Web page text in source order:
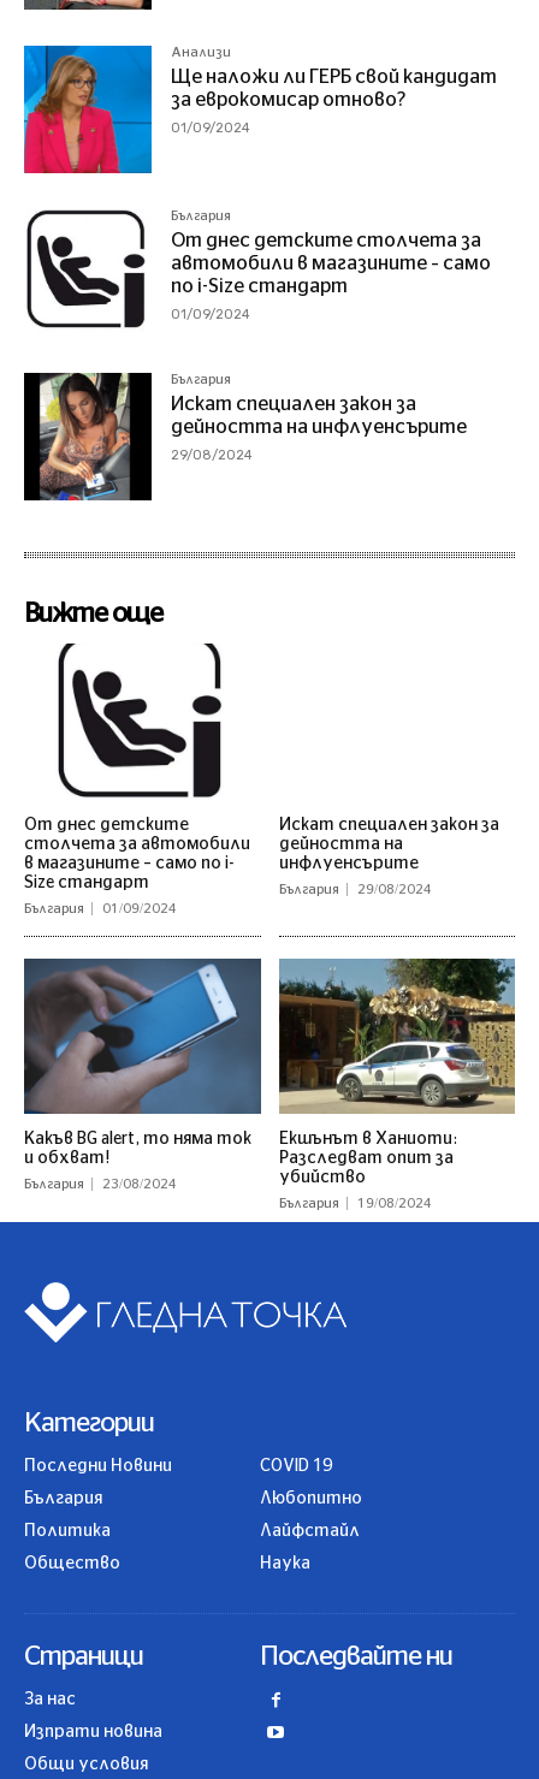
Анализи
Ще наложи ли ГЕРБ свой кандидат
за еврокомисар отново?
01/09/2024
България
От днес детските столчета за
автомобили в магазините – само
по i-Size стандарт
01/09/2024
България
Искат специален закон за
дейността на инфлуенсърите
29/08/2024
Вижте още
От днес детските
столчета за автомобили
в магазините – само по i-
Size стандарт
България 01/09/2024
Искат специален закон за
дейността на
инфлуенсърите
България 29/08/2024
Какъв BG alert, то няма ток
и обхват!
България 23/08/2024
Екшънът в Ханиоти:
Разследват опит за
убийство
България 19/08/2024
Категории
Последни Новини
България
Политика
Общество
COVID 19
Любопитно
Лайфстайл
Наука
Страници
За нас
Изпрати новина
Общи условия
Последвайте ни